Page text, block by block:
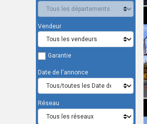
Vendeur
Garantie
Date de l'annonce
Réseau